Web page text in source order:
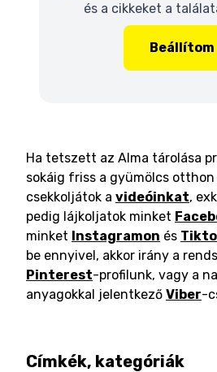
és a cikkeket a
Beállítom
Ha tetszett az Alma tárolása
sokáig friss a gyümölcs otthon
csekkoljátok a videóinkat,
pedig lájkoljatok minket
minket Instagramon és
be ennyivel, akkor irány a
Pinterest-profilunk, vagy a
anyagokkal jelentkező Viber-
Címkék, kategóriák